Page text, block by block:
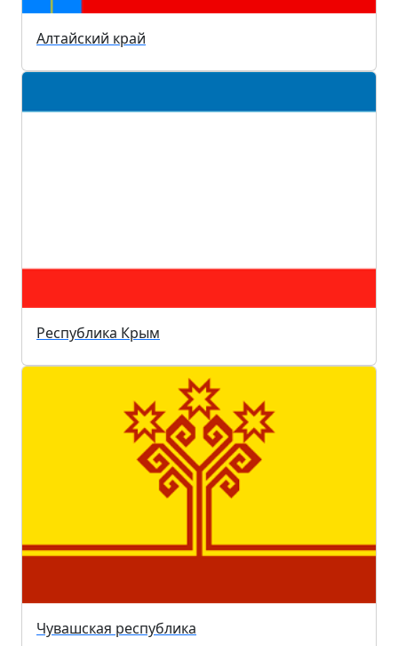
Алтайский край
Республика Крым
Чувашская республика